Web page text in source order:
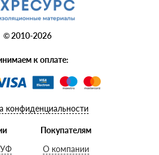
© 2010-2026
к оплате:
конфиденциальности
Покупателям
О компании